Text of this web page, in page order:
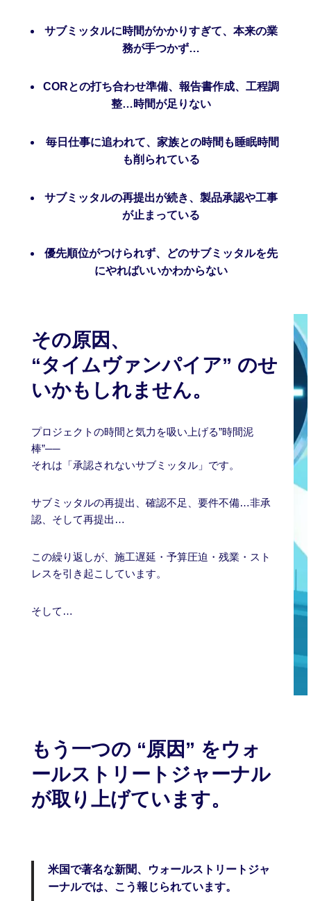
サブミッタルに時間がかかりすぎて、本来の業
務が手つかず…
CORとの打ち合わせ準備、報告書作成、工程調
整…時間が足りない
毎日仕事に追われて、家族との時間も睡眠時間
も削られている
サブミッタルの再提出が続き、製品承認や工事
が止まっている
優先順位がつけられず、どのサブミッタルを先
にやればいいかわからない
その原因、
“タイムヴァンパイア” のせ
いかもしれません。
プロジェクトの時間と気力を吸い上げる”時間泥
棒”──
それは「承認されないサブミッタル」です。
サブミッタルの再提出、確認不足、要件不備…非承
認、そして再提出…
この繰り返しが、施工遅延・予算圧迫・残業・スト
レスを引き起こしています。
そして…
もう一つの “原因” をウォ
ールストリートジャーナル
が取り上げています。
米国で著名な新聞、ウォールストリートジャ
ーナルでは、こう報じられています。